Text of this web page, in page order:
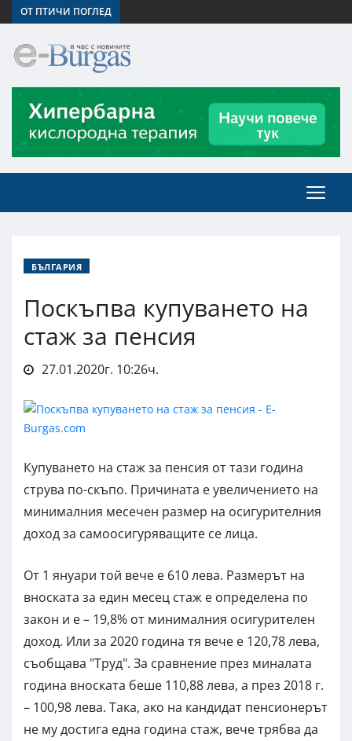
ОТ ПТИЧИ ПОГЛЕД
БЪЛГАРИЯ
Поскъпва купуването на
стаж за пенсия
27.01.2020г. 10:26ч.
Купуването на стаж за пенсия от тази година
струва по-скъпо. Причината е увеличението на
минималния месечен размер на осигурителния
доход за самоосигуряващите се лица.
От 1 януари той вече е 610 лева. Размерът на
вноската за един месец стаж е определена по
закон и е – 19,8% от минималния осигурителен
доход. Или за 2020 година тя вече е 120,78 лева,
съобщава "Труд". За сравнение през миналата
година вноската беше 110,88 лева, а през 2018 г.
– 100,98 лева. Така, ако на кандидат пенсионерът
не му достига една година стаж, вече трябва да